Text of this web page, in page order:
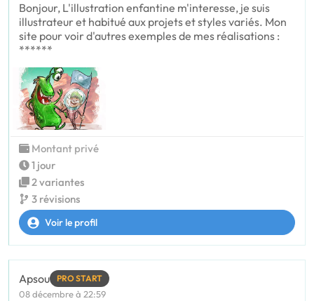
Bonjour, L'illustration enfantine m'interesse, je suis
illustrateur et habitué aux projets et styles variés. Mon
site pour voir d'autres exemples de mes réalisations :
******
Montant privé
1 jour
2 variantes
3 révisions
Voir le profil
Apsou PRO START
08 décembre à 22:59